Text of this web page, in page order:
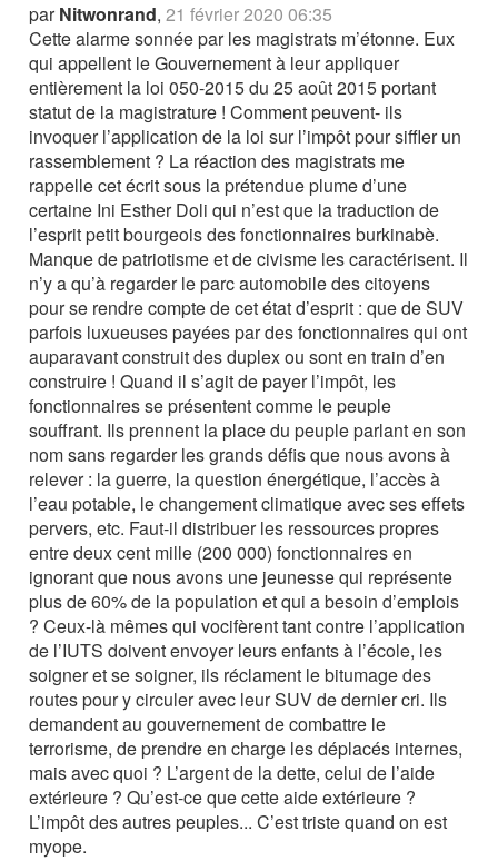
parNitwonrand,21 février 2020 06:35
Cette alarme sonnée par les magistrats m’étonne. Eux
qui appellent le Gouvernement à leur appliquer
entièrement la loi 050-2015 du 25 août 2015 portant
statut de la magistrature ! Comment peuvent- ils
invoquer l’application de la loi sur l’impôt pour siffler un
rassemblement ? La réaction des magistrats me
rappelle cet écrit sous la prétendue plume d’une
certaine Ini Esther Doli qui n’est que la traduction de
l’esprit petit bourgeois des fonctionnaires burkinabè.
Manque de patriotisme et de civisme les caractérisent. Il
n’y a qu’à regarder le parc automobile des citoyens
pour se rendre compte de cet état d’esprit : que de SUV
parfois luxueuses payées par des fonctionnaires qui ont
auparavant construit des duplex ou sont en train d’en
construire ! Quand il s’agit de payer l’impôt, les
fonctionnaires se présentent comme le peuple
souffrant. Ils prennent la place du peuple parlant en son
nom sans regarder les grands défis que nous avons à
relever : la guerre, la question énergétique, l’accès à
l’eau potable, le changement climatique avec ses effets
pervers, etc. Faut-il distribuer les ressources propres
entre deux cent mille (200 000) fonctionnaires en
ignorant que nous avons une jeunesse qui représente
plus de 60% de la population et qui a besoin d’emplois
? Ceux-là mêmes qui vocifèrent tant contre l’application
de l’IUTS doivent envoyer leurs enfants à l’école, les
soigner et se soigner, ils réclament le bitumage des
routes pour y circuler avec leur SUV de dernier cri. Ils
demandent au gouvernement de combattre le
terrorisme, de prendre en charge les déplacés internes,
mais avec quoi ? L’argent de la dette, celui de l’aide
extérieure ? Qu’est-ce que cette aide extérieure ?
L’impôt des autres peuples... C’est triste quand on est
myope.